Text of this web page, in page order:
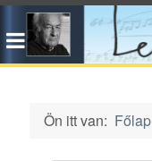
Ön itt van: Főlap